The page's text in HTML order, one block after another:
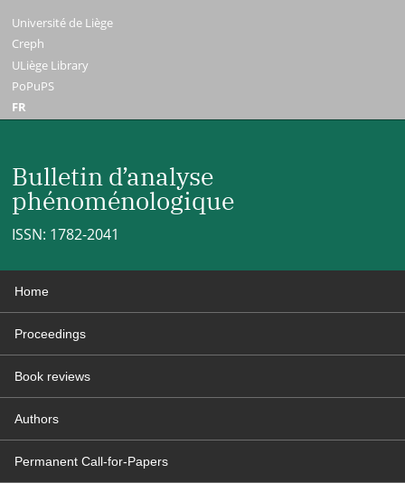
Université de Liège
Creph
ULiège Library
PoPuPS
FR
Bulletin d’analyse
phénoménologique
ISSN: 1782-2041
Home
Proceedings
Book reviews
Authors
Permanent Call-for-Papers